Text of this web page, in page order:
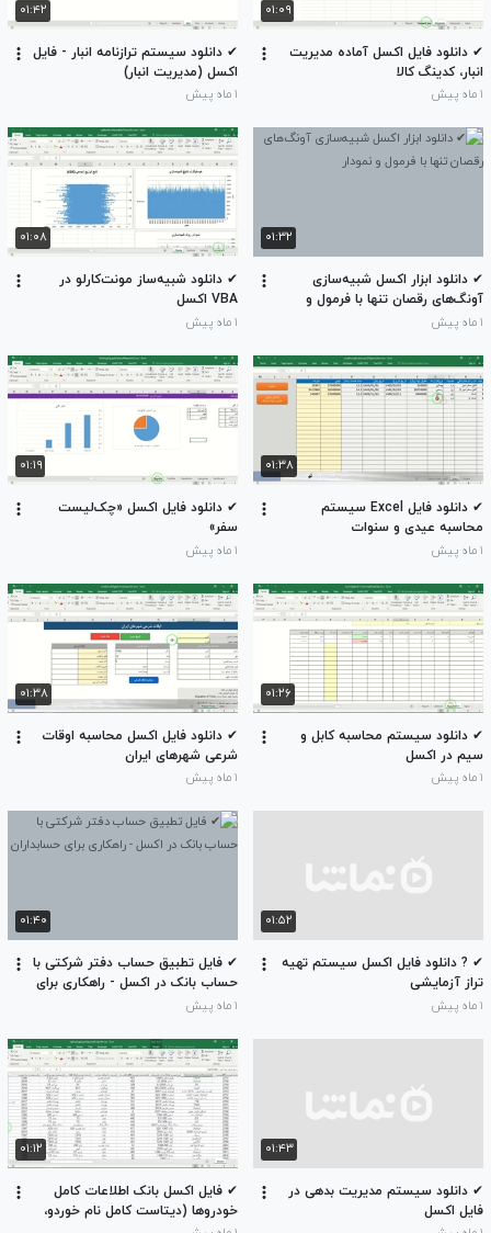
۰۱:۰۹
✔ دانلود فایل اکسل آماده مدیریت
انبار، کدینگ کالا
۱ ماه پیش
۰۱:۴۲
✔ دانلود سیستم ترازنامه انبار - فایل
اکسل (مدیریت انبار)
۱ ماه پیش
۰۱:۳۲
✔ دانلود ابزار اکسل شبیه‌سازی
آونگ‌های رقصان تنها با فرمول و
نمودار۱ ماه پیش
۰۱:۰۸
✔ دانلود شبیه‌ساز مونت‌کارلو در
VBA اکسل
۱ ماه پیش
۰۱:۳۸
✔ دانلود فایل Excel سیستم
محاسبه عیدی و سنوات
۱ ماه پیش
۰۱:۱۹
✔ دانلود فایل اکسل «چک‌لیست
سفر»
۱ ماه پیش
۰۱:۲۶
✔ دانلود سیستم محاسبه کابل و
سیم در اکسل
۱ ماه پیش
۰۱:۳۸
✔ دانلود فایل اکسل محاسبه اوقات
شرعی شهرهای ایران
۱ ماه پیش
۰۱:۵۲
✔ ? دانلود فایل اکسل سیستم تهیه
تراز آزمایشی
۱ ماه پیش
۰۱:۴۰
✔ فایل تطبیق حساب دفتر شرکتی با
حساب بانک در اکسل - راهکاری برای
حسابداران۱ ماه پیش
۰۱:۴۳
✔ دانلود سیستم مدیریت بدهی در
فایل اکسل
۰۱:۱۲
✔ فایل اکسل بانک اطلاعات کامل
خودروها (دیتاست کامل نام خوردو،